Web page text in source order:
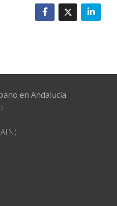
en Andalucía